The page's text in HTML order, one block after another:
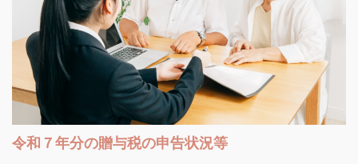
令和７年分の贈与税の申告状況等